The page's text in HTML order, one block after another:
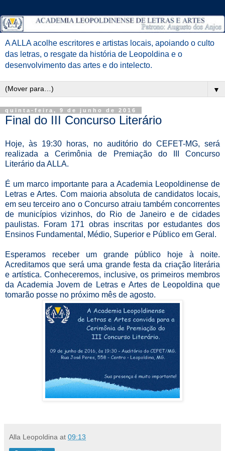
A ALLA acolhe escritores e artistas locais, apoiando o culto
das letras, o resgate da história de Leopoldina e o
desenvolvimento das artes e do intelecto.
▼
quinta-feira, 9 de junho de 2016
Final do III Concurso Literário
Hoje, às 19:30 horas, no auditório do CEFET-MG, será
realizada a Cerimônia de Premiação do III Concurso
Literário da ALLA.
É um marco importante para a Academia Leopoldinense de
Letras e Artes. Com maioria absoluta de candidatos locais,
em seu terceiro ano o Concurso atraiu também concorrentes
de municípios vizinhos, do Rio de Janeiro e de cidades
paulistas. Foram 171 obras inscritas por estudantes dos
Ensinos Fundamental, Médio, Superior e Público em Geral.
Esperamos receber um grande público hoje à noite.
Acreditamos que será uma grande festa da criação literária
e artística. Conheceremos, inclusive, os primeiros membros
da Academia Jovem de Letras e Artes de Leopoldina que
tomarão posse no próximo mês de agosto.
Alla Leopoldina at 09:13